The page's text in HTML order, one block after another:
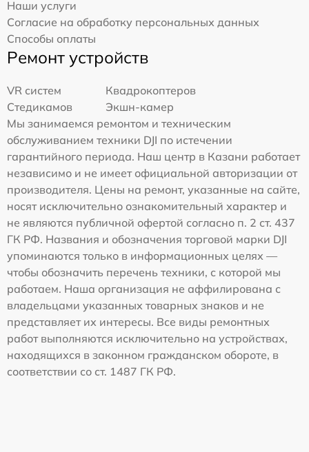
Наши услуги
Согласие на обработку персональных данных
Способы оплаты
Ремонт устройств
VR систем
Квадрокоптеров
Стедикамов
Экшн-камер
Мы занимаемся ремонтом и техническим
обслуживанием техники DJI по истечении
гарантийного периода. Наш центр в Казани работает
независимо и не имеет официальной авторизации от
производителя. Цены на ремонт, указанные на сайте,
носят исключительно ознакомительный характер и
не являются публичной офертой согласно п. 2 ст. 437
ГК РФ. Названия и обозначения торговой марки DJI
упоминаются только в информационных целях —
чтобы обозначить перечень техники, с которой мы
работаем. Наша организация не аффилирована с
владельцами указанных товарных знаков и не
представляет их интересы. Все виды ремонтных
работ выполняются исключительно на устройствах,
находящихся в законном гражданском обороте, в
соответствии со ст. 1487 ГК РФ.